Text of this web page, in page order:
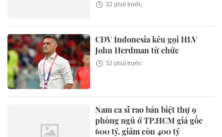
32 phút trước
CĐV Indonesia kêu gọi HLV
John Herdman từ chức
32 phút trước
Nam ca sĩ rao bán biệt thự 9
phòng ngủ ở TP.HCM giá gốc
600 tỷ, giảm còn 400 tỷ